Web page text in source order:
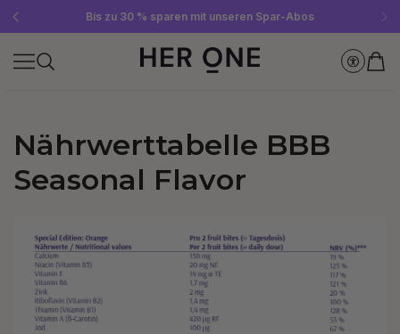
Gratis SLEEP WELL ab 69 € MBW - nur solange der Vorrat reicht!
Jetzt Newsletter abonnieren und 10 €-Gutschein sichern
Bis zu 30 % sparen mit unseren Spar-Abos
Nährwerttabelle BBB
Seasonal Flavor